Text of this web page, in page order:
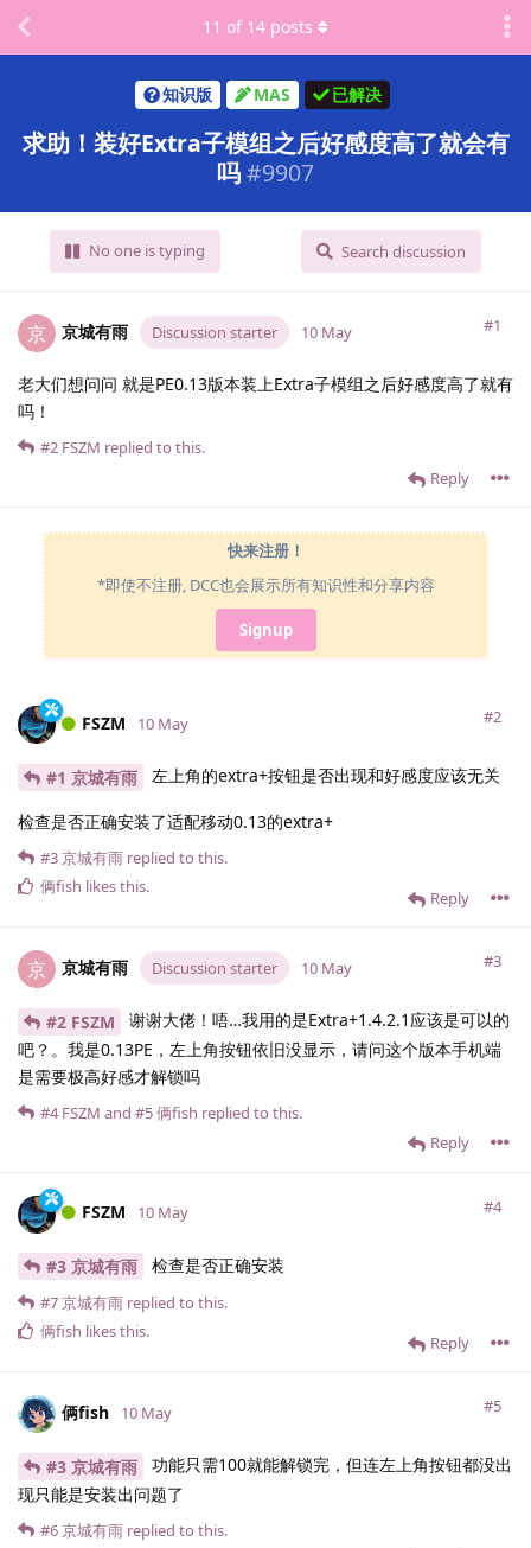
知识版 MAS 已解决
求助！装好Extra子模组之后好感度高了就会有
吗#9907
No one is typing Search discussion
11 of 14 posts
京 京城有雨 Discussion starter #1
10 May
老大们想问问 就是PE0.13版本装上Extra子模组之后好感度高了就有
吗！
Reply
#2 FSZM replied to this.
快来注册！
*即使不注册, DCC也会展示所有知识性和分享内容
Signup
FSZM #2
10 May
#1 京城有雨 左上角的extra+按钮是否出现和好感度应该无关
检查是否正确安装了适配移动0.13的extra+
Reply
#3京城有雨 replied to this.
俩fish likes this.
京 京城有雨 Discussion starter #3
10 May
#2 FSZM
谢谢大佬！唔…我用的是Extra+1.4.2.1应该是可以的
吧？。我是0.13PE，左上角按钮依旧没显示，请问这个版本手机端
是需要极高好感才解锁吗
Reply
#4 FSZM and #5俩fish replied to this.
FSZM #4
10 May
#3 京城有雨 检查是否正确安装
Reply
#7京城有雨 replied to this.
俩fish likes this.
俩fish #5
10 May
#3 京城有雨
功能只需100就能解锁完，但连左上角按钮都没出
现只能是安装出问题了
#6京城有雨 replied to this.